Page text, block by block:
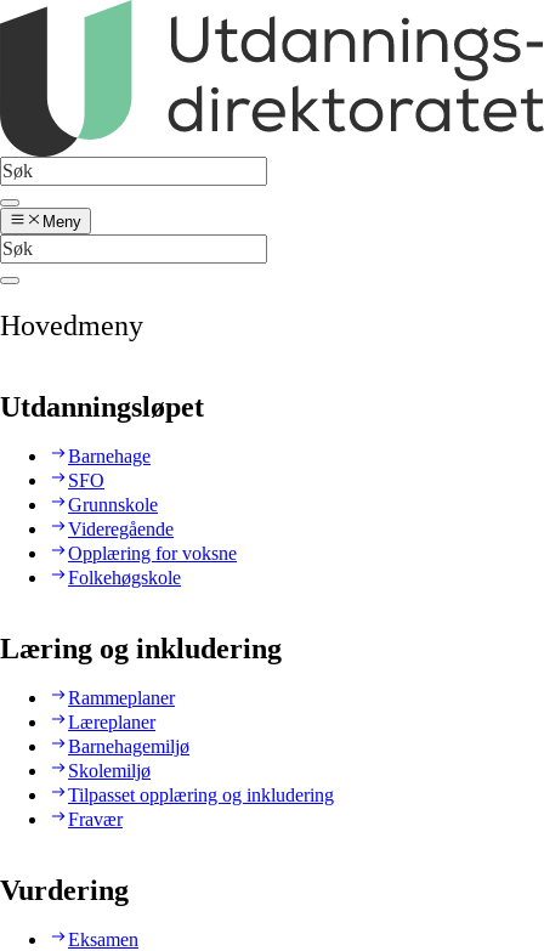
Meny
Hovedmeny
Utdanningsløpet
Barnehage
SFO
Grunnskole
Videregående
Opplæring for voksne
Folkehøgskole
Læring og inkludering
Rammeplaner
Læreplaner
Barnehagemiljø
Skolemiljø
Tilpasset opplæring og inkludering
Fravær
Vurdering
Eksamen